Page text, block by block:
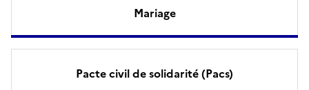
Mariage
Pacte civil de solidarité (Pacs)